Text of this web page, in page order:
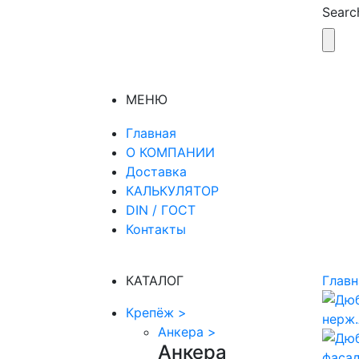
МЕНЮ
Главная
О КОМПАНИИ
Доставка
КАЛЬКУЛЯТОР
DIN / ГОСТ
Контакты
КАТАЛОГ
Крепёж >
Анкера >
Анкера